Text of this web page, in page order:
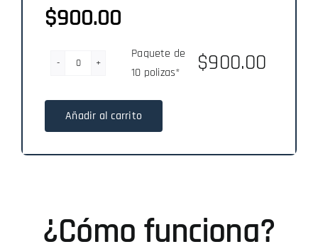
$900.00
10
polizas*
Paquete de
10 polizas*
$900.00
Añadir al carrito
¿Cómo funciona?